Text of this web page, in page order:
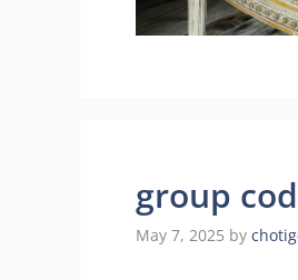
group
May 7, 2025 by